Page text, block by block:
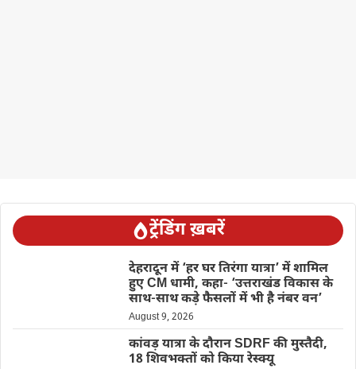
ट्रेंडिंग ख़बरें
देहरादून में ‘हर घर तिरंगा यात्रा’ में शामिल
हुए CM धामी, कहा- ‘उत्तराखंड विकास के
साथ-साथ कड़े फैसलों में भी है नंबर वन’
August 9, 2026
कांवड़ यात्रा के दौरान SDRF की मुस्तैदी,
18 शिवभक्तों को किया रेस्क्यू